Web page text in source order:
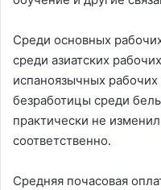
Среди основных
среди азиатских
испаноязычных рабочих
безработицы среди
практически не
соответственно.
Средняя почасовая